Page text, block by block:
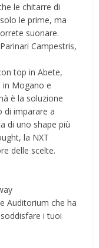
le chitarre di
le prime, ma
suonare.
Campestris,
top in Abete,
Mogano e
è la soluzione
di imparare a
di uno shape più
la NXT
delle scelte.
Auditorium che ha
i tuoi